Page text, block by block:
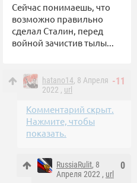
Сейчас понимаешь, что
возможно правильно
сделал Сталин, перед
войной зачистив тылы...
-11
hatano14, 8 Апреля
2022 , url
Комментарий скрыт.
Нажмите, чтобы
показать.
0
RussiaRulit, 8
Апреля 2022 , url